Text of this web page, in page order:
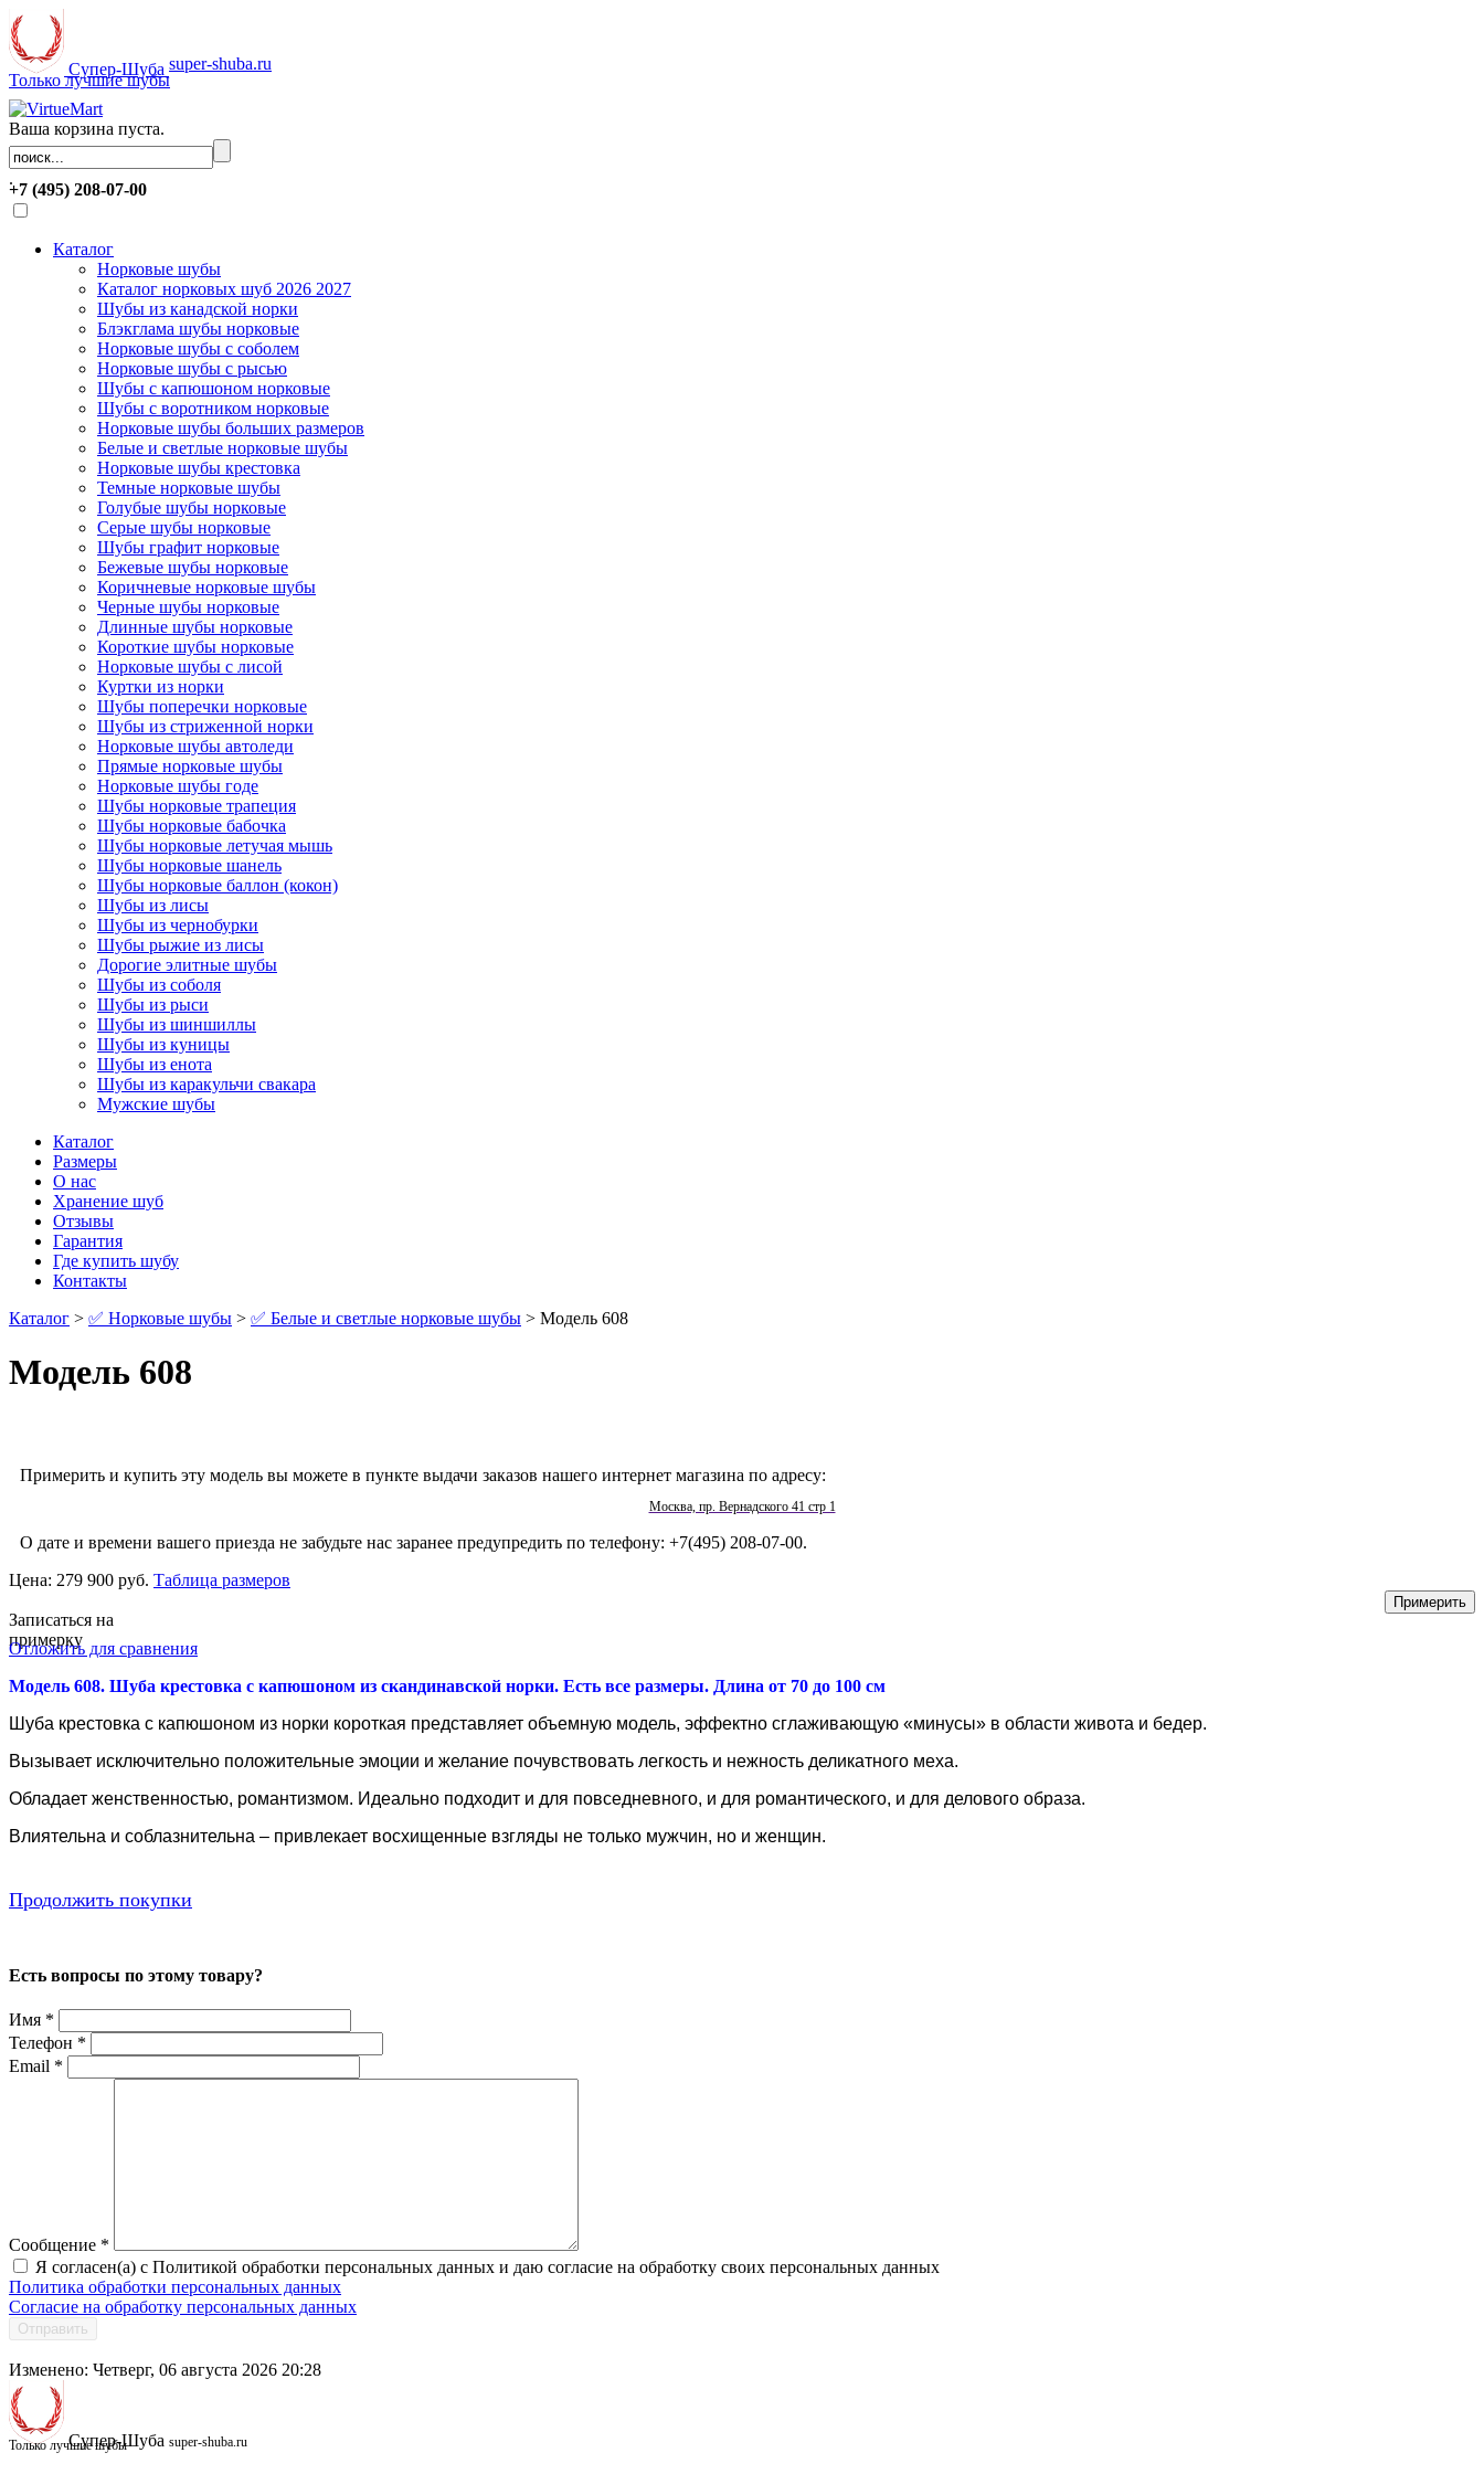
Супер-Шуба super-shuba.ru
Только лучшие шубы
Ваша корзина пуста.
.
+7 (495) 208-07-00
Каталог
Норковые шубы
Каталог норковых шуб 2026 2027
Шубы из канадской норки
Блэкглама шубы норковые
Норковые шубы с соболем
Норковые шубы с рысью
Шубы с капюшоном норковые
Шубы с воротником норковые
Норковые шубы больших размеров
Белые и светлые норковые шубы
Норковые шубы крестовка
Темные норковые шубы
Голубые шубы норковые
Серые шубы норковые
Шубы графит норковые
Бежевые шубы норковые
Коричневые норковые шубы
Черные шубы норковые
Длинные шубы норковые
Короткие шубы норковые
Норковые шубы с лисой
Куртки из норки
Шубы поперечки норковые
Шубы из стриженной норки
Норковые шубы автоледи
Прямые норковые шубы
Норковые шубы годе
Шубы норковые трапеция
Шубы норковые бабочка
Шубы норковые летучая мышь
Шубы норковые шанель
Шубы норковые баллон (кокон)
Шубы из лисы
Шубы из чернобурки
Шубы рыжие из лисы
Дорогие элитные шубы
Шубы из соболя
Шубы из рыси
Шубы из шиншиллы
Шубы из куницы
Шубы из енота
Шубы из каракульчи свакара
Мужские шубы
Каталог
Размеры
О нас
Хранение шуб
Отзывы
Гарантия
Где купить шубу
Контакты
Каталог > ✅ Норковые шубы > ✅ Белые и светлые норковые шубы > Модель 608
Модель 608
Примерить и купить эту модель вы можете в пункте выдачи заказов нашего интернет магазина по адресу:
Москва, пр. Вернадского 41 стр 1
О дате и времени вашего приезда не забудьте нас заранее предупредить по телефону: +7(495) 208-07-00.
Цена: 279 900 руб. Таблица размеров
Записаться на
примерку
Отложить для сравнения
Модель 608. Шуба крестовка с капюшоном из скандинавской норки. Есть все размеры. Длина от 70 до 100 см
Шуба крестовка с капюшоном из норки короткая представляет объемную модель, эффектно сглаживающую «минусы» в области живота и бедер.
Вызывает исключительно положительные эмоции и желание почувствовать легкость и нежность деликатного меха.
Обладает женственностью, романтизмом. Идеально подходит и для повседневного, и для романтического, и для делового образа.
Влиятельна и соблазнительна – привлекает восхищенные взгляды не только мужчин, но и женщин.
Продолжить покупки
Есть вопросы по этому товару?
Имя *
Телефон *
Email *
Сообщение *
Я согласен(а) с Политикой обработки персональных данных и даю согласие на обработку своих персональных данных
Политика обработки персональных данных
Согласие на обработку персональных данных
Отправить
Изменено: Четверг, 06 августа 2026 20:28
Супер-Шуба super-shuba.ru
Только лучшие шубы